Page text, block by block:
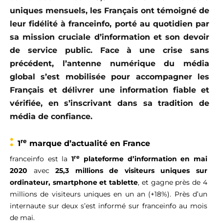
uniques mensuels, les Français ont témoigné de
leur fidélité à franceinfo, porté au quotidien par
sa mission cruciale d’information et son devoir
de service public. Face à une crise sans
précédent, l’antenne numérique du média
global s’est mobilisée pour accompagner les
Français et délivrer une information fiable et
vérifiée, en s’inscrivant dans sa tradition de
média de confiance.
: 1re marque d’actualité en France
franceinfo est la1re
plateforme d’information en mai
2020 avec25,3 millions de visiteurs uniques sur
ordinateur, smartphone et tablette, et gagne près de 4
millions de visiteurs uniques en un an (+18%). Près d’un
internaute sur deux s’est informé sur franceinfo au mois
de mai.